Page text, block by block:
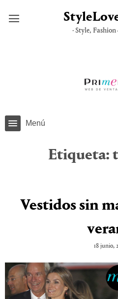
· Style,
Menú
Etiqueta:
Vestidos sin
18 junio,